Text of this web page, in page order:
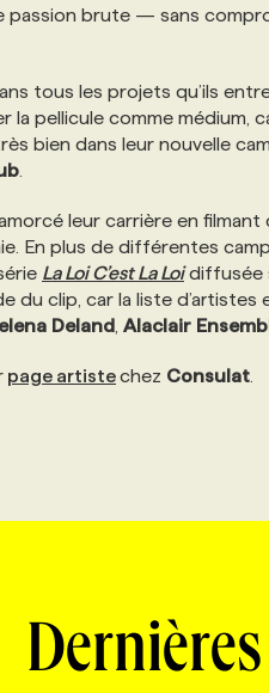
passion brute — sans
tous les projets qu’ils
pellicule comme médium,
bien dans leur nouvelle
leur carrière en filmant
En plus de différentes
La Loi C’est La Loidiffusée
du clip, car la liste d’artistes
Deland Alaclair
page artistechez Consulat